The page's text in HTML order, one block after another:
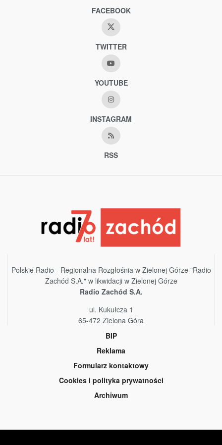
FACEBOOK
TWITTER
YOUTUBE
INSTAGRAM
RSS
Polskie Radio - Regionalna Rozgłośnia w Zielonej Górze "Radio
Zachód S.A." w likwidacji w Zielonej Górze
Radio Zachód S.A.
ul. Kukułcza 1
65-472 Zielona Góra
BIP
Reklama
Formularz kontaktowy
Cookies i polityka prywatności
Archiwum